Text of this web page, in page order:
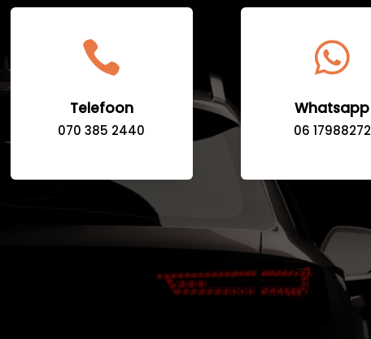

Telefoon
070 385 2440

Whatsapp
06 17988272